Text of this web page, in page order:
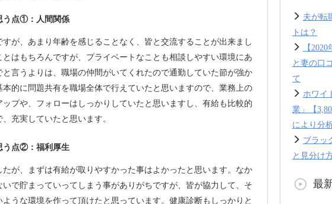
う点①：人間関係
が、あまり年齢を感じることなく、皆と交流することが出来まし
とはもちろんですが、プライベートなことも相談しやすい環境にあ
と言うよりは、職場の仲間がいてくれたので通勤していた節が強か
本的に問題共有を職場全体で行えていたと思いますので、業務上の
ップや、フォローはしっかりしていたと思いますし、有給も比較的
充実していたと思います。
う点②：福利厚生
が、まずは有給が取りやすかった事はよかったと思います。なか
いで貯まっていってしまう事がありがちですが、皆が協力して、そ
うな環境を作って頂けたと思っています。健康診断もしっかりと
夫が転
トは？
【
と妻の口
て
ホワイ
業」【
により分
ブラッ
と見分け
最